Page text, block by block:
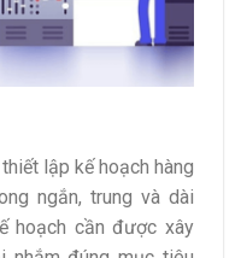
lập kế hoạch hàng
ngắn, trung và dài
hoạch cần được xây